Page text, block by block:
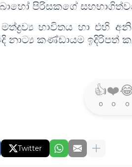
පිරිසකගේ
භාවිතය හා එහි
නාට්‍ය කණ්ඩායම ඉදිරිපත්
👍
0
❤️
0 0
Twitter